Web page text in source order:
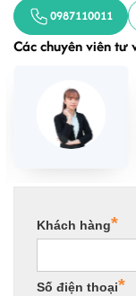
0987110011
Các chuyên viên tư